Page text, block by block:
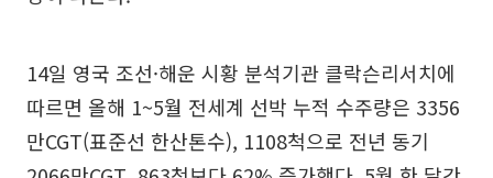
14일 영국 조선·해운 시황 분석기관 클락슨리서치에
따르면 올해 1~5월 전세계 선박 누적 수주량은 3356
만CGT(표준선 한산톤수), 1108척으로 전년 동기